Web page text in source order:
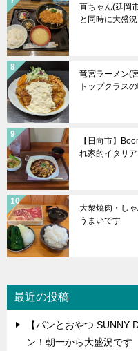
直ちゃん(延岡
と同時に大盛況
竜宮ラーメン(
トップクラス
【日向市】
れ家的イタリ
大衆焼肉・し
うまいです
最近の投稿
【パンとおやつ SUNNY
ン！朝一から大盛況です